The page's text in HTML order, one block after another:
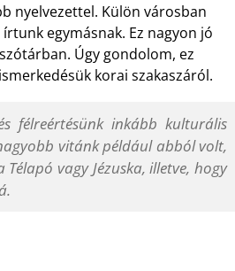
nyelvezettel. Külön városban
egymásnak. Ez nagyon jó
Úgy gondolom, ez
korai szakaszáról.
félreértésünk inkább kulturális
vitánk például abból volt,
vagy Jézuska, illetve, hogy